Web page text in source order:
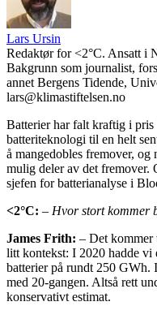
Lars Ursin
Redaktør for <2°C. Ansatt i
Bakgrunn som journalist,
annet Bergens Tidende,
lars@klimastiftelsen.no
Batterier har falt kraftig i pris
batteriteknologi til en helt
å mangedobles fremover, og
mulig deler av det fremover.
sjefen for batterianalyse i
<2°C: – Hvor stort kommer
James Frith: – Det kommer
litt kontekst: I 2020 hadde vi
batterier på rundt 250 GWh.
med 20-gangen. Altså rett
konservativt estimat.